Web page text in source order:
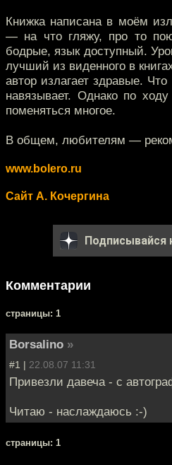
Книжка написана в моём
— на что гляжу, про то
бодрые, язык доступный.
лучший из виденного в
автор излагает здравые.
навязывает. Однако по
поменяться многое.
В общем, любителям —
www.bolero.ru
Сайт А. Кочергина
Подписывайся
Комментарии
cтраницы: 1
Borsalino »
#1 | 22.08.07 11:31
Привезли давеча - с
Читаю - наслаждаюсь :-)
cтраницы: 1